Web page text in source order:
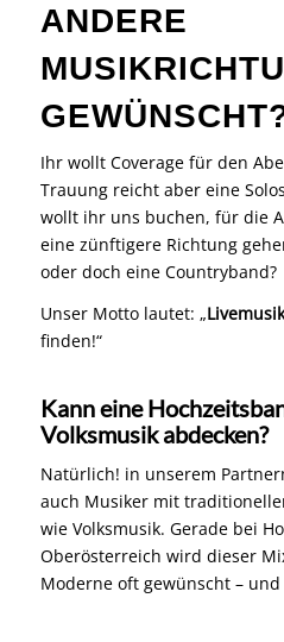
ANDERE
Ihr wollt Coverage für den
Trauung reicht aber eine
wollt ihr uns buchen, für die
eine zünftigere Richtung
oder doch eine Countryband?
Unser Motto lautet: „
finden!“
Kann eine
Volksmusik abdecken?
Natürlich! in unserem
auch Musiker mit
wie Volksmusik. Gerade bei
Oberösterreich wird dieser
Moderne oft gewünscht –